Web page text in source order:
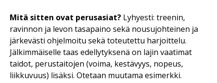
Mitä sitten ovat perusasiat? Lyhyesti: treenin,
ravinnon ja levon tasapaino sekä nousujohteinen ja
järkevästi ohjelmoitu sekä toteutettu harjoittelu.
Jälkimmäiselle taas edellytyksenä on lajin vaatimat
taidot, perustaitojen (voima, kestävyys, nopeus,
liikkuvuus) lisäksi. Otetaan muutama esimerkki.